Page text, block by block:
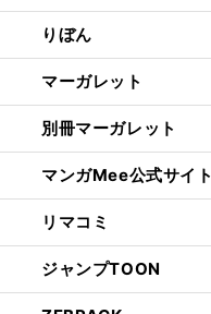
りぼん
マーガレット
別冊マーガレット
マンガMee公式サイト
リマコミ
ジャンプTOON